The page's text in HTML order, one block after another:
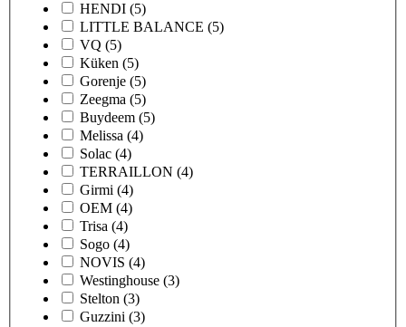
HENDI (5)
LITTLE BALANCE (5)
VQ (5)
Küken (5)
Gorenje (5)
Zeegma (5)
Buydeem (5)
Melissa (4)
Solac (4)
TERRAILLON (4)
Girmi (4)
OEM (4)
Trisa (4)
Sogo (4)
NOVIS (4)
Westinghouse (3)
Stelton (3)
Guzzini (3)